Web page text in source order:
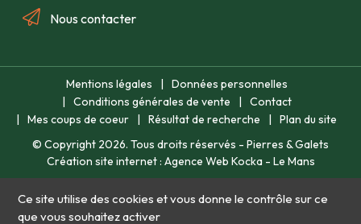
Nous contacter
Mentions légales
Données personnelles
Conditions générales de vente
Contact
Mes coups de coeur
Résultat de recherche
Plan du site
© Copyright 2026. Tous droits réservés - Pierres & Galets
Création site internet : Agence Web Kocka - Le Mans
Ce site utilise des cookies et vous donne le contrôle sur ce
que vous souhaitez activer